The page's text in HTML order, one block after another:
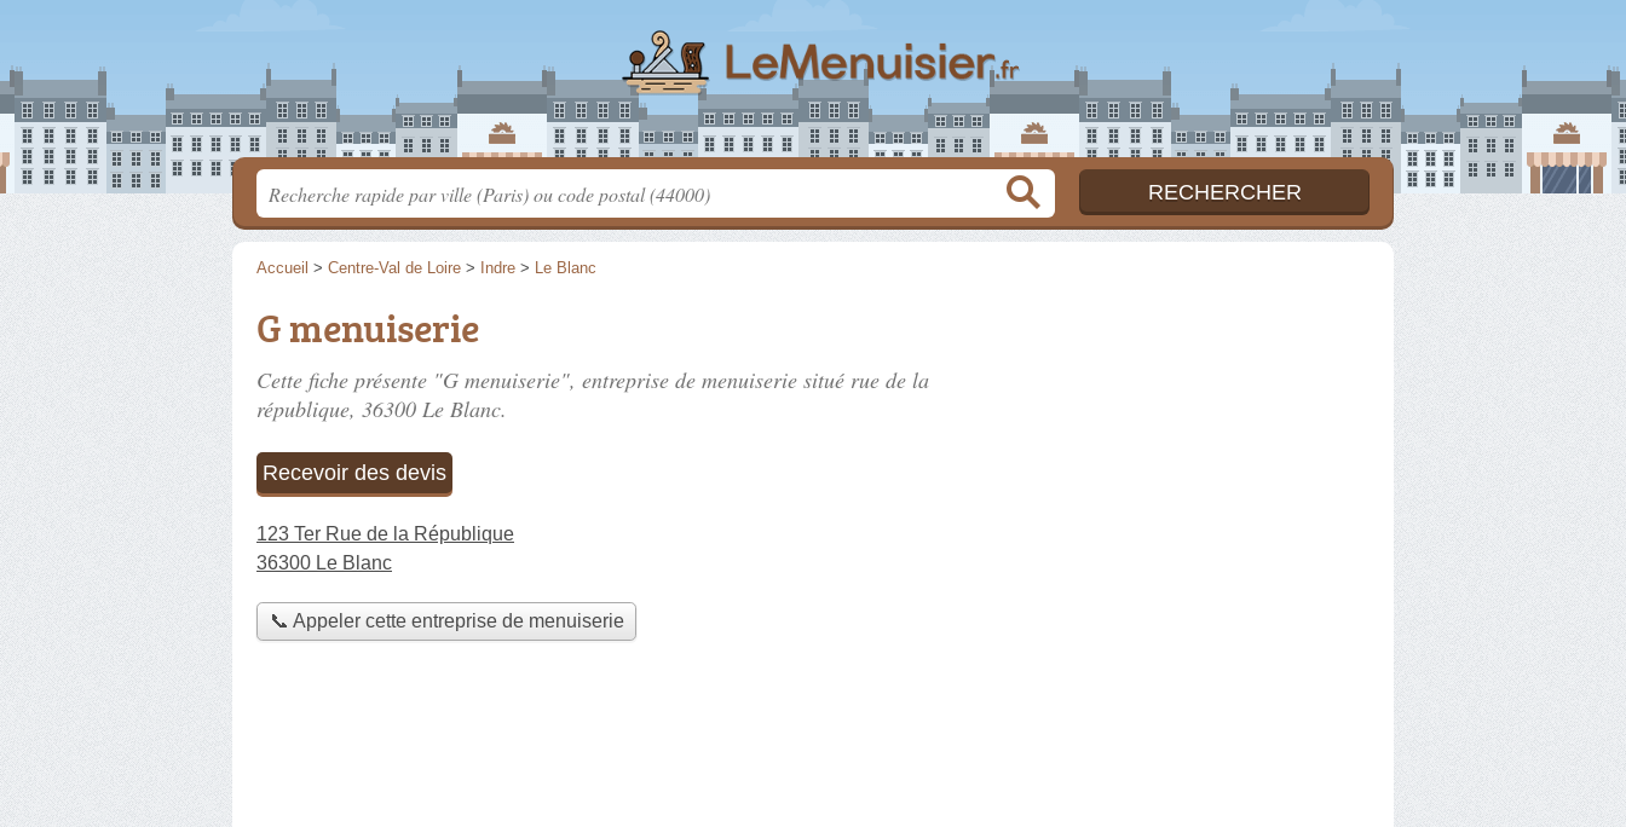
Accueil > Centre-Val de Loire > Indre > Le Blanc
G menuiserie
Cette fiche présente "G menuiserie", entreprise de menuiserie situé rue de la
république, 36300 Le Blanc.
Recevoir des devis
123 Ter Rue de la République
36300 Le Blanc
📞 Appeler cette entreprise de menuiserie